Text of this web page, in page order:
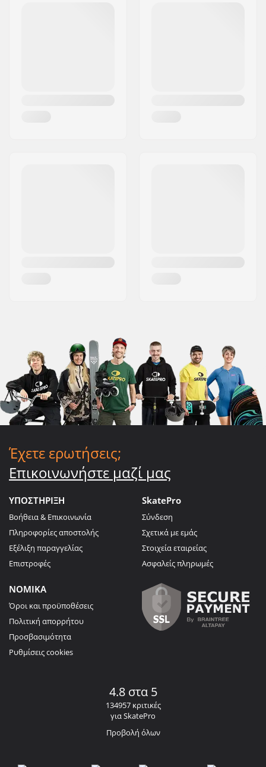
Έχετε ερωτήσεις;
Επικοινωνήστε μαζί μας
ΥΠΟΣΤΗΡΙΞΗ
Βοήθεια & Επικοινωνία
Πληροφορίες αποστολής
Εξέλιξη παραγγελίας
Επιστροφές
SkatePro
Σύνδεση
Σχετικά με εμάς
Στοιχεία εταιρείας
Ασφαλείς πληρωμές
ΝΟΜΙΚΑ
Όροι και προϋποθέσεις
Πολιτική απορρήτου
Προσβασιμότητα
Ρυθμίσεις cookies
4.8 στα 5
134957 κριτικές
για SkatePro
Προβολή όλων